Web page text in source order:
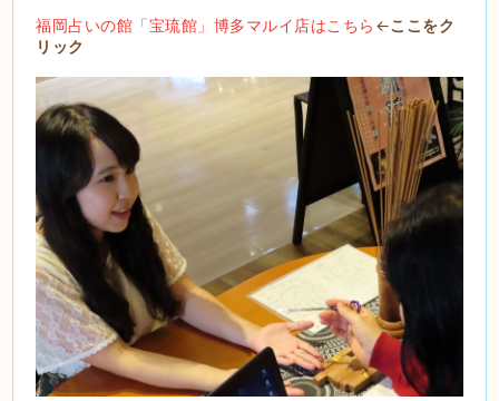
福岡占いの館「宝琉館」博多マルイ店はこちら ←ここをク
リック